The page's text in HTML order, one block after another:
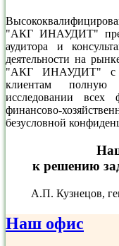
"АКГ ИНАУДИТ"
аудитора и
деятельности на
"АКГ ИНАУДИТ" с
клиентам полную
исследовании всех
финансово-
безусловной
к решению
А.П. Кузнецов,
Наш офис